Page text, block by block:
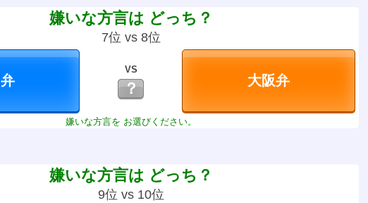
嫌いな方言は どっち？
7位 vs 8位
VS
？
嫌いな方言を お選びください。
嫌いな方言は どっち？
9位 vs 10位